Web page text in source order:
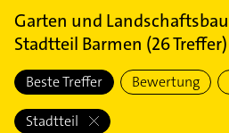
Garten und Landschaftsbau
Stadtteil Barmen (26Treffer)
Beste Treffer Bewertung
Stadtteil